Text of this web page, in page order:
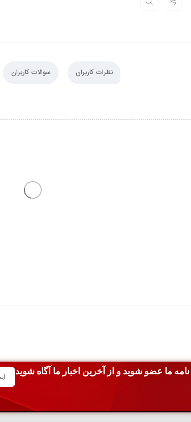
نظرات کاربران سوالات کاربران
ما عضو شوید و از آخرین اخبار ما آگاه شوید